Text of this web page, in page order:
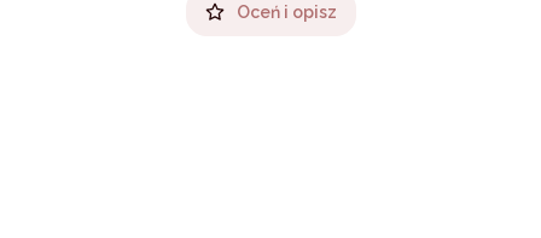
Oceń i opisz